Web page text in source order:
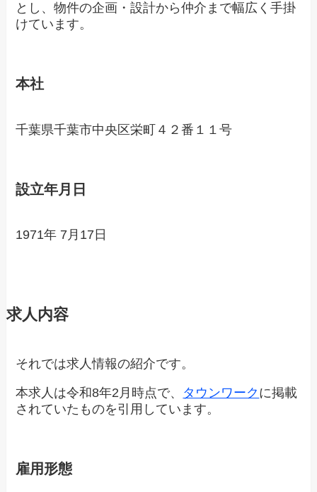
とし、物件の企画・設計から仲介まで幅広く手掛
けています。
本社
千葉県千葉市中央区栄町４２番１１号
設立年月日
1971年 7月17日
求人内容
それでは求人情報の紹介です。
本求人は令和8年2月時点で、 タウンワーク に掲載
されていたものを引用しています。
雇用形態